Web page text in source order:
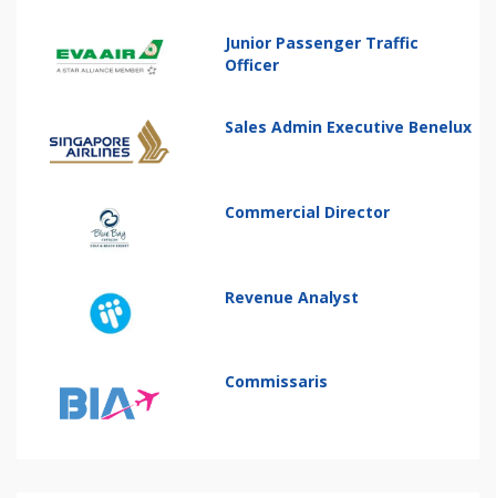
Junior Passenger Traffic
Officer
Sales Admin Executive Benelux
Commercial Director
Revenue Analyst
Commissaris